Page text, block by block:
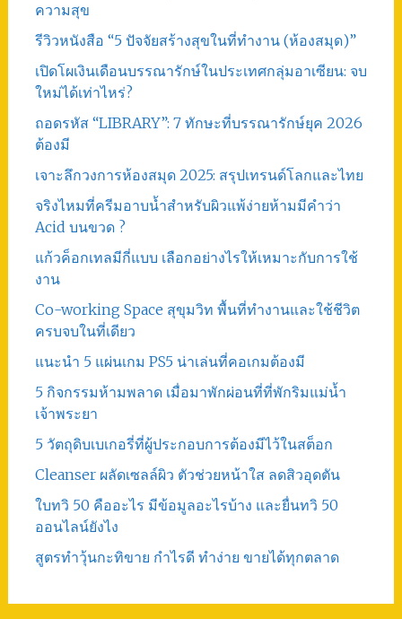
ความสุข
รีวิวหนังสือ “5 ปัจจัยสร้างสุขในที่ทำงาน (ห้องสมุด)”
เปิดโผเงินเดือนบรรณารักษ์ในประเทศกลุ่มอาเซียน: จบ
ใหม่ได้เท่าไหร่?
ถอดรหัส “LIBRARY”: 7 ทักษะที่บรรณารักษ์ยุค 2026
ต้องมี
เจาะลึกวงการห้องสมุด 2025: สรุปเทรนด์โลกและไทย
จริงไหมที่ครีมอาบน้ำสำหรับผิวแพ้ง่ายห้ามมีคำว่า
Acid บนขวด ?
แก้วค็อกเทลมีกี่แบบ เลือกอย่างไรให้เหมาะกับการใช้
งาน
Co-working Space สุขุมวิท พื้นที่ทำงานและใช้ชีวิต
ครบจบในที่เดียว
แนะนำ 5 แผ่นเกม PS5 น่าเล่นที่คอเกมต้องมี
5 กิจกรรมห้ามพลาด เมื่อมาพักผ่อนที่ที่พักริมแม่น้ำ
เจ้าพระยา
5 วัตถุดิบเบเกอรี่ที่ผู้ประกอบการต้องมีไว้ในสต็อก
Cleanser ผลัดเซลล์ผิว ตัวช่วยหน้าใส ลดสิวอุดตัน
ใบทวิ 50 คืออะไร มีข้อมูลอะไรบ้าง และยื่นทวิ 50
ออนไลน์ยังไง
สูตรทําวุ้นกะทิขาย กำไรดี ทำง่าย ขายได้ทุกตลาด